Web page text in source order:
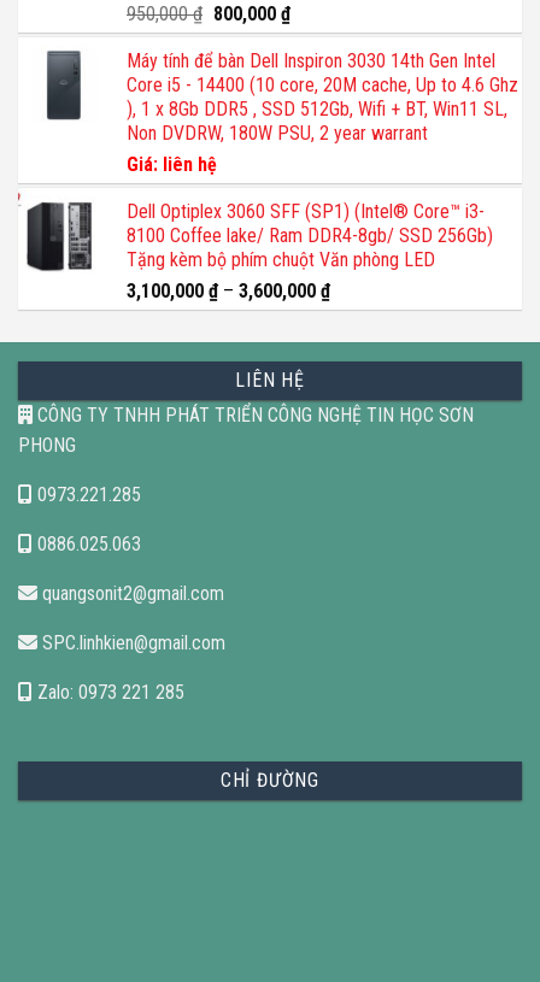
Được
xếp hạng
4.00
5
sao
950,000₫ Giá
gốc
là:
950,000 ₫.
800,000 ₫Giá
hiện
tại
là:
800,000 ₫.
Máy tính để bàn Dell Inspiron 3030 14th Gen Intel
Core i5 - 14400 (10 core, 20M cache, Up to 4.6 Ghz
), 1 x 8Gb DDR5 , SSD 512Gb, Wifi + BT, Win11 SL,
Non DVDRW, 180W PSU, 2 year warrant
Giá: liên hệ
Dell Optiplex 3060 SFF (SP1) (Intel® Core™ i3-
8100 Coffee lake/ Ram DDR4-8gb/ SSD 256Gb)
Tặng kèm bộ phím chuột Văn phòng LED
3,100,000 ₫– 3,600,000 ₫
LIÊN HỆ
CÔNG TY TNHH PHÁT TRIỂN CÔNG NGHỆ TIN HỌC SƠN
PHONG
0973.221.285
0886.025.063
quangsonit2@gmail.com
SPC.linhkien@gmail.com
Zalo: 0973 221 285
CHỈ ĐƯỜNG